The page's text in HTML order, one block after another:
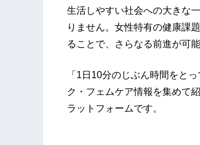
生活しやすい社会への大きな
りません。女性特有の健康課
ることで、さらなる前進が可能
「1日10分のじぶん時間をと
ク・フェムケア情報を集めて
ラットフォームです。